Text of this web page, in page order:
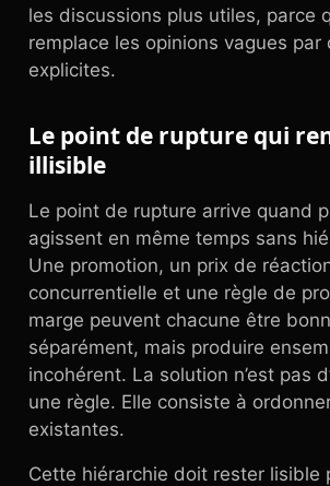
les discussions plus utiles, parce
remplace les opinions vagues par
explicites.
Le point de rupture qui
illisible
Le point de rupture arrive quand
agissent en même temps sans
Une promotion, un prix de
concurrentielle et une règle de
marge peuvent chacune être
séparément, mais produire
incohérent. La solution n’est pas
une règle. Elle consiste à
existantes.
Cette hiérarchie doit rester lisible